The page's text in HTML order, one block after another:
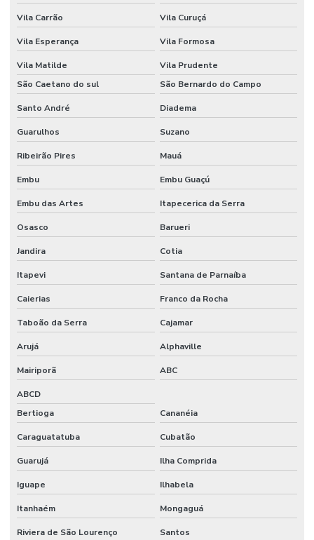
Polimento de piso de concreto
Polímeros para obras civis
Preço de construção de galpão industrial
Preço do piso vinílico colocado
Preço metro quadrado construção de galpão
Preço piso industrial
Projeto com acabamento polimérico
Projeto arquitetônico quanto custa
Projeto arquitetônico residencial completo
Projeto arquitetura industrial
Reforma comercial construtora
Reforma comercial engenharia
Reforma de comércio
Reforma de construção civil em geral03
Revestimento em polímeros
Vila Carrão Vila Curuçá
Vila Esperança Vila Formosa
Vila Matilde
Vila Prudente
São Caetano do sul
São Bernardo do Campo
Santo André Diadema
Guarulhos Suzano
Ribeirão Pires Mauá
Embu Embu Guaçú
Embu das Artes Itapecerica da Serra
Osasco Barueri
Jandira Cotia
Itapevi Santana de Parnaíba
Caierias Franco da Rocha
Taboão da Serra Cajamar
Arujá Alphaville
Mairiporã ABC
ABCD
Bertioga
Cananéia
Caraguatatuba Cubatão
Guarujá Ilha Comprida
Iguape Ilhabela
Itanhaém Mongaguá
Riviera de São Lourenço Santos